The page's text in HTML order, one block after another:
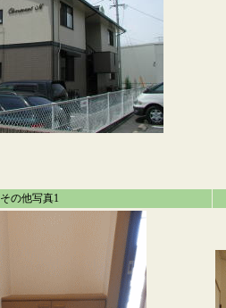
その他写真1